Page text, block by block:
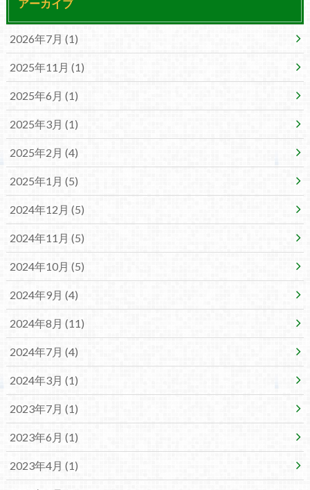
アーカイブ
2026年7月 (1)
2025年11月 (1)
2025年6月 (1)
2025年3月 (1)
2025年2月 (4)
2025年1月 (5)
2024年12月 (5)
2024年11月 (5)
2024年10月 (5)
2024年9月 (4)
2024年8月 (11)
2024年7月 (4)
2024年3月 (1)
2023年7月 (1)
2023年6月 (1)
2023年4月 (1)